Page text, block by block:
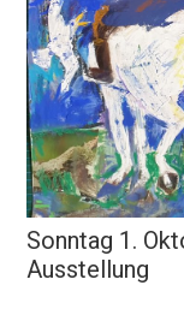
Sonntag 1.
Ausstellung